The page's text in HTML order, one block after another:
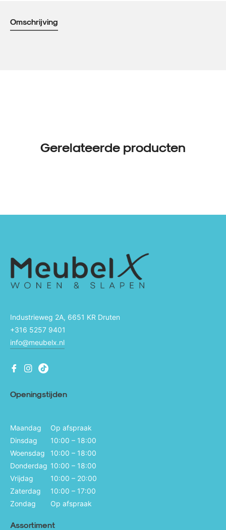
Omschrijving
Gerelateerde producten
Industrieweg 2A, 6651 KR Druten
+316 5257 9401
info@meubelx.nl
Fb Ins Ins
Openingstijden
Maandag
Op afspraak
Dinsdag
10:00 – 18:00
Woensdag
10:00 – 18:00
Donderdag 10:00 – 18:00
Vrijdag
10:00 – 20:00
Zaterdag
10:00 – 17:00
Zondag
Op afspraak
Assortiment